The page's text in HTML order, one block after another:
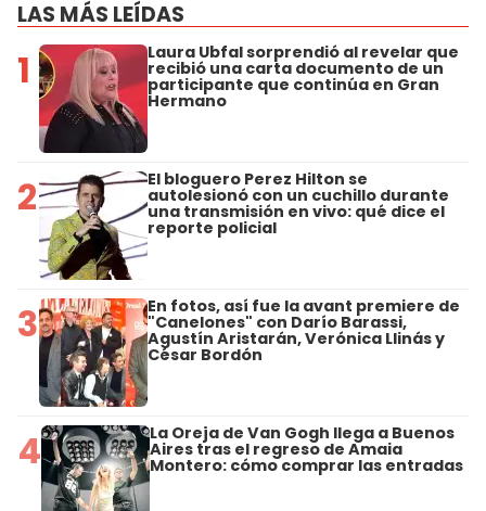
LAS MÁS LEÍDAS
1 Laura Ubfal sorprendió al revelar que
recibió una carta documento de un
participante que continúa en Gran
Hermano
2 El bloguero Perez Hilton se
autolesionó con un cuchillo durante
una transmisión en vivo: qué dice el
reporte policial
3 En fotos, así fue la avant premiere de
"Canelones" con Darío Barassi,
Agustín Aristarán, Verónica Llinás y
César Bordón
4 La Oreja de Van Gogh llega a Buenos
Aires tras el regreso de Amaia
Montero: cómo comprar las entradas